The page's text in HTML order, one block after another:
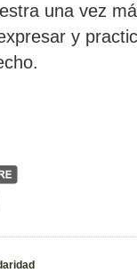
una vez
y